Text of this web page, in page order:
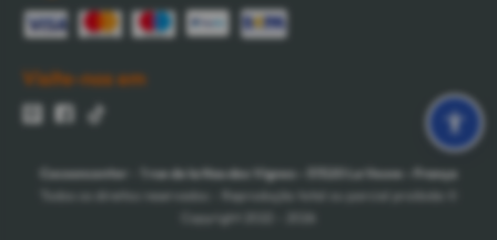
Visite-nos em
Cocooncenter 1 rue de la Nau des Vignes La Veuve
França
Todos os direitos reservados - Reprodução total ou parcial proibida ©
Copyright 2022 - 2026